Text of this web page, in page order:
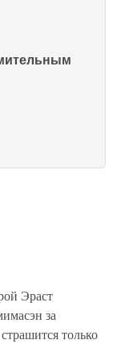
Эраст
за
только